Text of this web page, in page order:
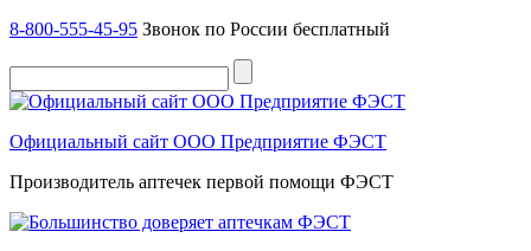
8-800-555-45-95 Звонок по России бесплатный
Официальный сайт ООО Предприятие ФЭСТ
Производитель аптечек первой помощи ФЭСТ